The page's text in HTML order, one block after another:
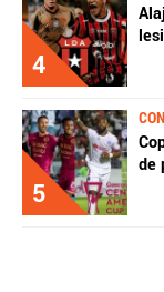
4
5
de